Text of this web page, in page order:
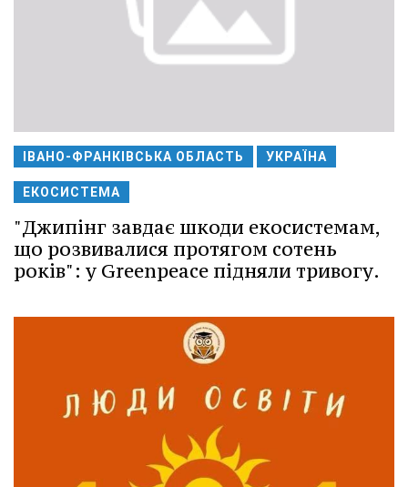
ІВАНО-ФРАНКІВСЬКА ОБЛАСТЬ УКРАЇНА
ЕКОСИСТЕМА
"Джипінг завдає шкоди екосистемам,
що розвивалися протягом сотень
років": у Greenpeace підняли тривогу.